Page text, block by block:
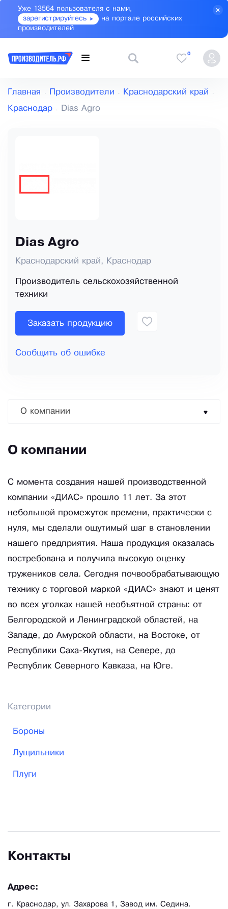
Уже 13564 пользователя с нами,
зарегистрируйтесь
на портале российских
производителей
0
Главная Производители Краснодарский край
Краснодар Dias Agro
Dias Agro
Краснодарский край, Краснодар
Производитель сельскохозяйственной
техники
Заказать продукцию
Сообщить об ошибке
О компании
О компании
С момента создания нашей производственной
компании «ДИАС» прошло 11 лет. За этот
небольшой промежуток времени, практически с
нуля, мы сделали ощутимый шаг в становлении
нашего предприятия. Наша продукция оказалась
востребована и получила высокую оценку
тружеников села. Сегодня почвообрабатывающую
технику с торговой маркой «ДИАС» знают и ценят
во всех уголках нашей необъятной страны: от
Белгородской и Ленинградской областей, на
Западе, до Амурской области, на Востоке, от
Республики Саха-Якутия, на Севере, до
Республик Северного Кавказа, на Юге.
Категории
Бороны
Лущильники
Плуги
Контакты
Адрес:
г. Краснодар, ул. Захарова 1, Завод им. Седина.